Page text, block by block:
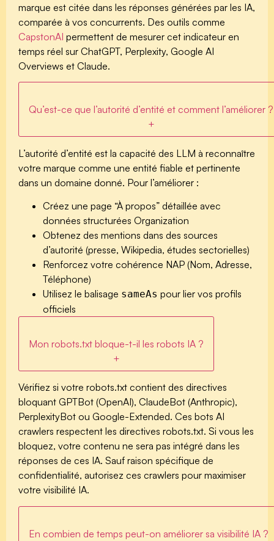
marque est citée dans les réponses générées par les IA,
comparée à vos concurrents. Des outils comme
CapstonAI permettent de mesurer cet indicateur en
temps réel sur ChatGPT, Perplexity, Google AI
Overviews et Claude.
Qu’est-ce que l’autorité d’entité et comment l’améliorer ?
+
L’autorité d’entité est la capacité des LLM à reconnaître
votre marque comme une entité fiable et pertinente
dans un domaine donné. Pour l’améliorer :
Créez une page “À propos” détaillée avec
données structurées Organization
Obtenez des mentions dans des sources
d’autorité (presse, Wikipedia, études sectorielles)
Renforcez votre cohérence NAP (Nom, Adresse,
Téléphone)
Utilisez le balisage sameAs pour lier vos profils
officiels
Mon robots.txt bloque-t-il les robots IA ?
+
Vérifiez si votre robots.txt contient des directives
bloquant GPTBot (OpenAI), ClaudeBot (Anthropic),
PerplexityBot ou Google-Extended. Ces bots AI
crawlers respectent les directives robots.txt. Si vous les
bloquez, votre contenu ne sera pas intégré dans les
réponses de ces IA. Sauf raison spécifique de
confidentialité, autorisez ces crawlers pour maximiser
votre visibilité IA.
En combien de temps peut-on améliorer sa visibilité IA ?